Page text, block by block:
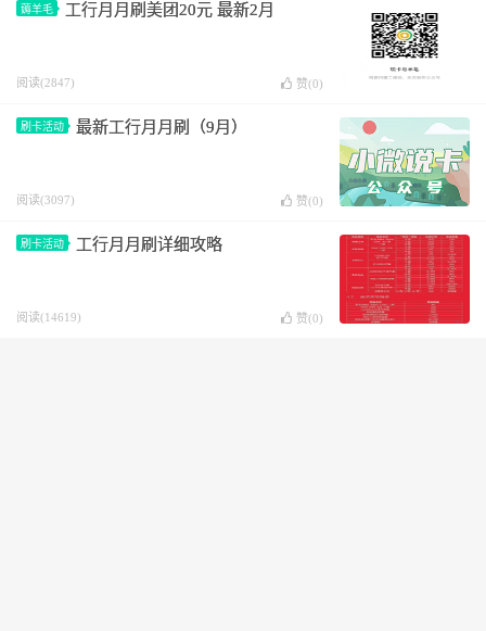
薅羊毛 工行月月刷美团20元 最新2月
阅读(2847) 赞(0)
刷卡活动 最新工行月月刷（9月）
阅读(3097) 赞(0)
刷卡活动 工行月月刷详细攻略
阅读(14619) 赞(0)